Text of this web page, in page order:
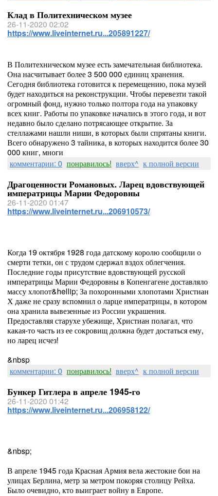
Клад в Политехническом музее
26-11-2020 02:02
https://www.liveinternet.ru...205891227/
В Политехническом музее есть замечательная библиотека.
Она насчитывает более 3 500 000 единиц хранения.
Сегодня библиотека готовится к перемещению, пока музей
будет находиться на реконструкции. Чтобы перевезти такой
огромный фонд, нужно только полтора года на упаковку
всех книг. Работы по упаковке начались в этого года, и вот
недавно было сделано потрясающее открытие. За
стеллажами нашли ниши, в которых были спрятаны книги.
Всего обнаружено 3 тайника, в которых находится более 30
000 книг, многи
комментарии: 0 понравилось! вверх^ к полной версии
Драгоценности Романовых. Ларец вдовствующей
императрицы Марии Федоровны
26-11-2020 01:47
https://www.liveinternet.ru...206910573/
Когда 19 октября 1928 года датскому королю сообщили о
смерти тетки, он с трудом сдержал вздох облегчения.
Последние годы присутствие вдовствующей русской
императрицы Марии Федоровны в Копенгагене доставляло
массу хлопот&hellip; За похоронными хлопотами Христиан
Х даже не сразу вспомнил о ларце императрицы, в котором
она хранила вывезенные из России украшения.
Предоставляя старухе убежище, Христиан полагал, что
какая-то часть из ее сокровищ должна будет достаться ему,
но ларец исчез!
&nbsp
комментарии: 0 понравилось! вверх^ к полной версии
Бункер Гитлера в апреле 1945-го
26-11-2020 01:42
https://www.liveinternet.ru...206958122/
&nbsp;
В апреле 1945 года Красная Армия вела жестокие бои на
улицах Берлина, метр за метром покоряя столицу Рейха.
Было очевидно, кто выиграет войну в Европе.